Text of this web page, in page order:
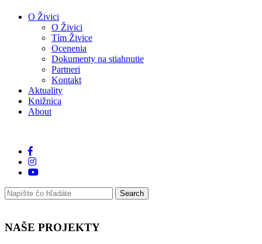
O Živici
O Živici
Tím Živice
Ocenenia
Dokumenty na stiahnutie
Partneri
Kontakt
Aktuality
Knižnica
About
NAŠE PROJEKTY